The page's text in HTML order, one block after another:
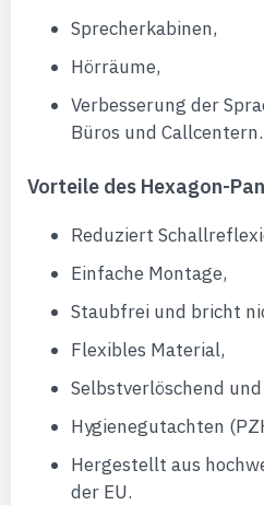
Sprecherkabinen,
Hörräume,
Verbesserung der
Büros und Callcentern.
Vorteile des Hexagon-
Reduziert
Einfache Montage,
Staubfrei und bricht
Flexibles Material,
Selbstverlöschend
Hygienegutachten
Hergestellt aus
der EU.